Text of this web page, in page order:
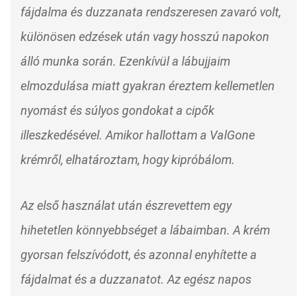
fájdalma és duzzanata rendszeresen zavaró volt,
különösen edzések után vagy hosszú napokon
álló munka során. Ezenkívül a lábujjaim
elmozdulása miatt gyakran éreztem kellemetlen
nyomást és súlyos gondokat a cipők
illeszkedésével. Amikor hallottam a ValGone
krémről, elhatároztam, hogy kipróbálom.
Az első használat után észrevettem egy
hihetetlen könnyebbséget a lábaimban. A krém
gyorsan felszívódott, és azonnal enyhítette a
fájdalmat és a duzzanatot. Az egész napos